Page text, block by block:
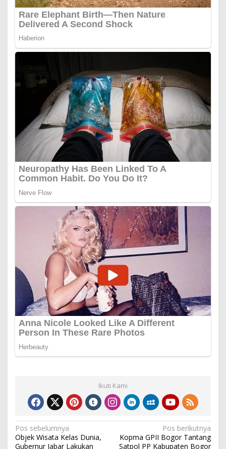
Ikuti Kami
Navigasi
pos
Pos sebelumnya
Objek Wisata Kelas Dunia,
Gubernur Jabar Lakukan
Pos berikutnya
Kopma GPII Bogor Tantang
Satpol PP Kabupaten Bogor